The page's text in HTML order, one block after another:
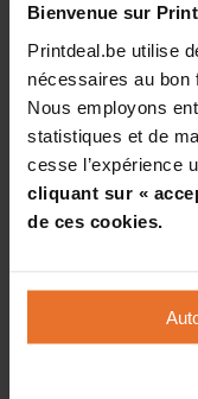
Bienvenue sur
Printdeal.be utilise
nécessaires au bon
Nous employons
statistiques et de
cesse l’expérience
cliquant sur «
de ces cookies.